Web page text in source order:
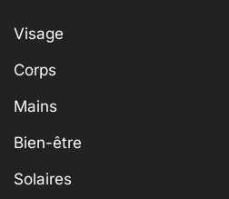
Visage
Corps
Mains
Bien-être
Solaires